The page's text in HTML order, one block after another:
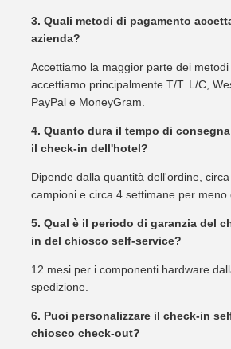
3. Quali metodi di pagamento
azienda?
Accettiamo la maggior parte dei
accettiamo principalmente T/T. L/C,
PayPal e MoneyGram.
4. Quanto dura il tempo di
il check-in dell'hotel?
Dipende dalla quantità dell'ordine,
campioni e circa 4 settimane per meno
5. Qual è il periodo di garanzia del
in del chiosco self-service?
12 mesi per i componenti hardware
spedizione.
6. Puoi personalizzare il check-in
chiosco check-out?